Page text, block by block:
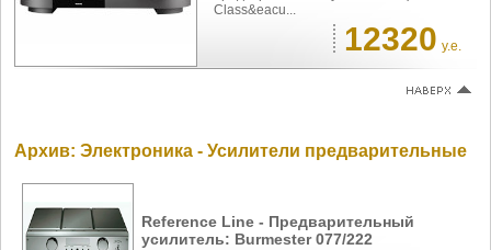
Class&eacu...
12320 у.е.
Архив: Электроника - Усилители предварительные
Reference Line - Предварительный
усилитель: Burmester 077/222